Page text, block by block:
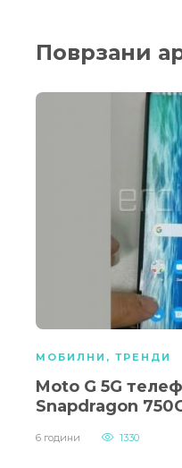
Поврзани
МОБИЛНИ , ТРЕНДИ
Moto G 5G
Snapdragon
6 години 1330